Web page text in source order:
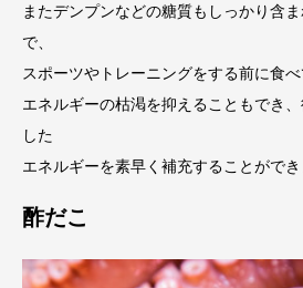
またデンプンなどの糖質もしっかり含
で、
スポーツやトレーニングをする前に食
エネルギーの枯渇を抑えることもでき
した
エネルギーを素早く補充することができ
酢だこ